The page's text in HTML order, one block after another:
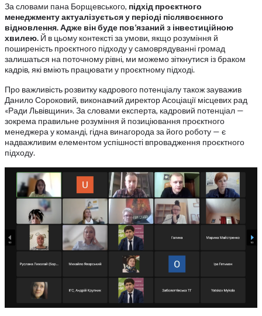
За словами пана Борщевського, підхід проєктного
менеджменту актуалізується у періоді післявоєнного
відновлення. Адже він буде пов’язаний з інвестиційною
хвилею. Й в цьому контексті за умови, якщо розуміння й
поширеність проєктного підходу у самоврядуванні громад
залишаться на поточному рівні, ми можемо зіткнутися із браком
кадрів, які вміють працювати у проєктному підході.
Про важливість розвитку кадрового потенціалу також зауважив
Данило Сороковий, виконавчий директор Асоціації місцевих рад
«Ради Львівщини». За словами експерта, кадровий потенціал —
зокрема правильне розуміння й позиціювання проєктного
менеджера у команді, гідна винагорода за його роботу — є
надважливим елементом успішності впровадження проєктного
підходу.